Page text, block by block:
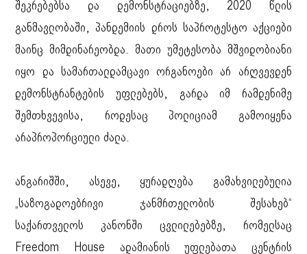
შეკრებებსა და დემონსტრაციებზე, 2020 წლის
განმავლობაში, პანდემიის დროს საპროტესტო აქციები
მაინც მიმდინარეობდა. მათი უმეტესობა მშვიდობიანი
იყო და სამართალდამცავი ორგანოები არ არღვევდენ
დემონსტრანტების უფლებებს, გარდა იმ რამდენიმე
შემთხვევისა, როდესაც პოლიციამ გამოიყენა
არაპროპორციული ძალა.
ანგარიშში, ასევე, ყურადღება გამახვილებულია
„საზოგადოებრივი ჯანმრთელობის შესახებ“
საქართველოს კანონში ცვლილებებზე, რომელსაც
Freedom House ადამიანის უფლებათა ცენტრის